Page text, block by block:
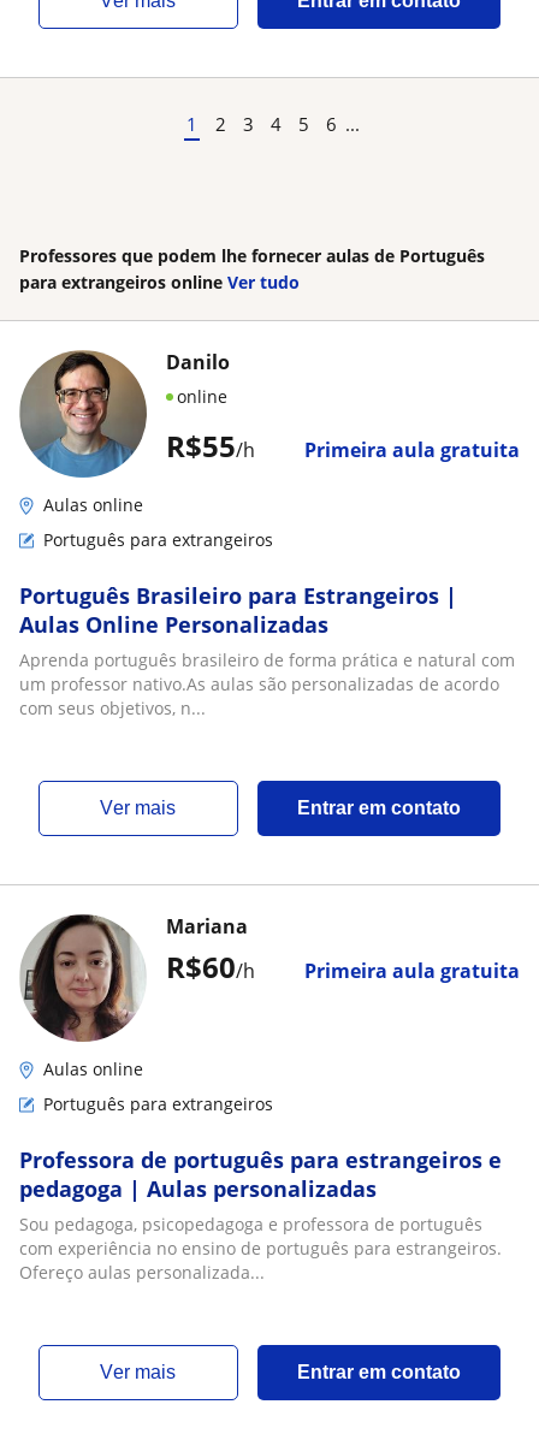
1 2 3 4 5 6 ...
Professores que podem lhe fornecer aulas de Português
para extrangeiros online Ver tudo
R$55/h Primeira aula gratuita
Danilo
online
Aulas online
Português para extrangeiros
Português Brasileiro para Estrangeiros |
Aulas Online Personalizadas
Aprenda português brasileiro de forma prática e natural com
um professor nativo.As aulas são personalizadas de acordo
com seus objetivos, n...
ver mais Entrar em contato
R$60/h Primeira aula gratuita
Mariana
Aulas online
Português para extrangeiros
Professora de português para estrangeiros e
pedagoga | Aulas personalizadas
Sou pedagoga, psicopedagoga e professora de português
com experiência no ensino de português para estrangeiros.
Ofereço aulas personalizada...
ver mais Entrar em contato